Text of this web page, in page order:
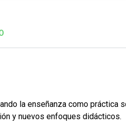
la enseñanza como práctica
y nuevos enfoques didácticos.